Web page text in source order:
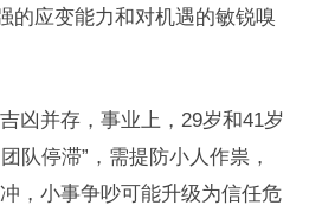
的应变能力和对机遇的敏锐嗅
凶并存，事业上，29岁和41岁
队停滞”，需提防小人作祟，
，小事争吵可能升级为信任危